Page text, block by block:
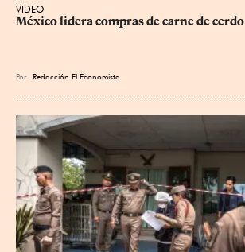
VIDEO
México lidera compras de carne de cerdo
Por Redacción El Economista